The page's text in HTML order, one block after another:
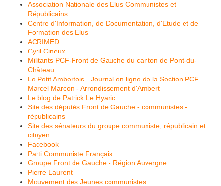
Association Nationale des Elus Communistes et
Républicains
Centre d'Information, de Documentation, d'Etude et de
Formation des Elus
ACRIMED
Cyril Cineux
Militants PCF-Front de Gauche du canton de Pont-du-
Château
Le Petit Ambertois - Journal en ligne de la Section PCF
Marcel Marcon - Arrondissement d'Ambert
Le blog de Patrick Le Hyaric
Site des députés Front de Gauche - communistes -
républicains
Site des sénateurs du groupe communiste, républicain et
citoyen
Facebook
Parti Communiste Français
Groupe Front de Gauche - Région Auvergne
Pierre Laurent
Mouvement des Jeunes communistes